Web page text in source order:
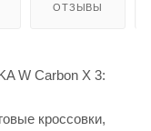
ОТЗЫВЫ
W Carbon X 3:
кроссовки,